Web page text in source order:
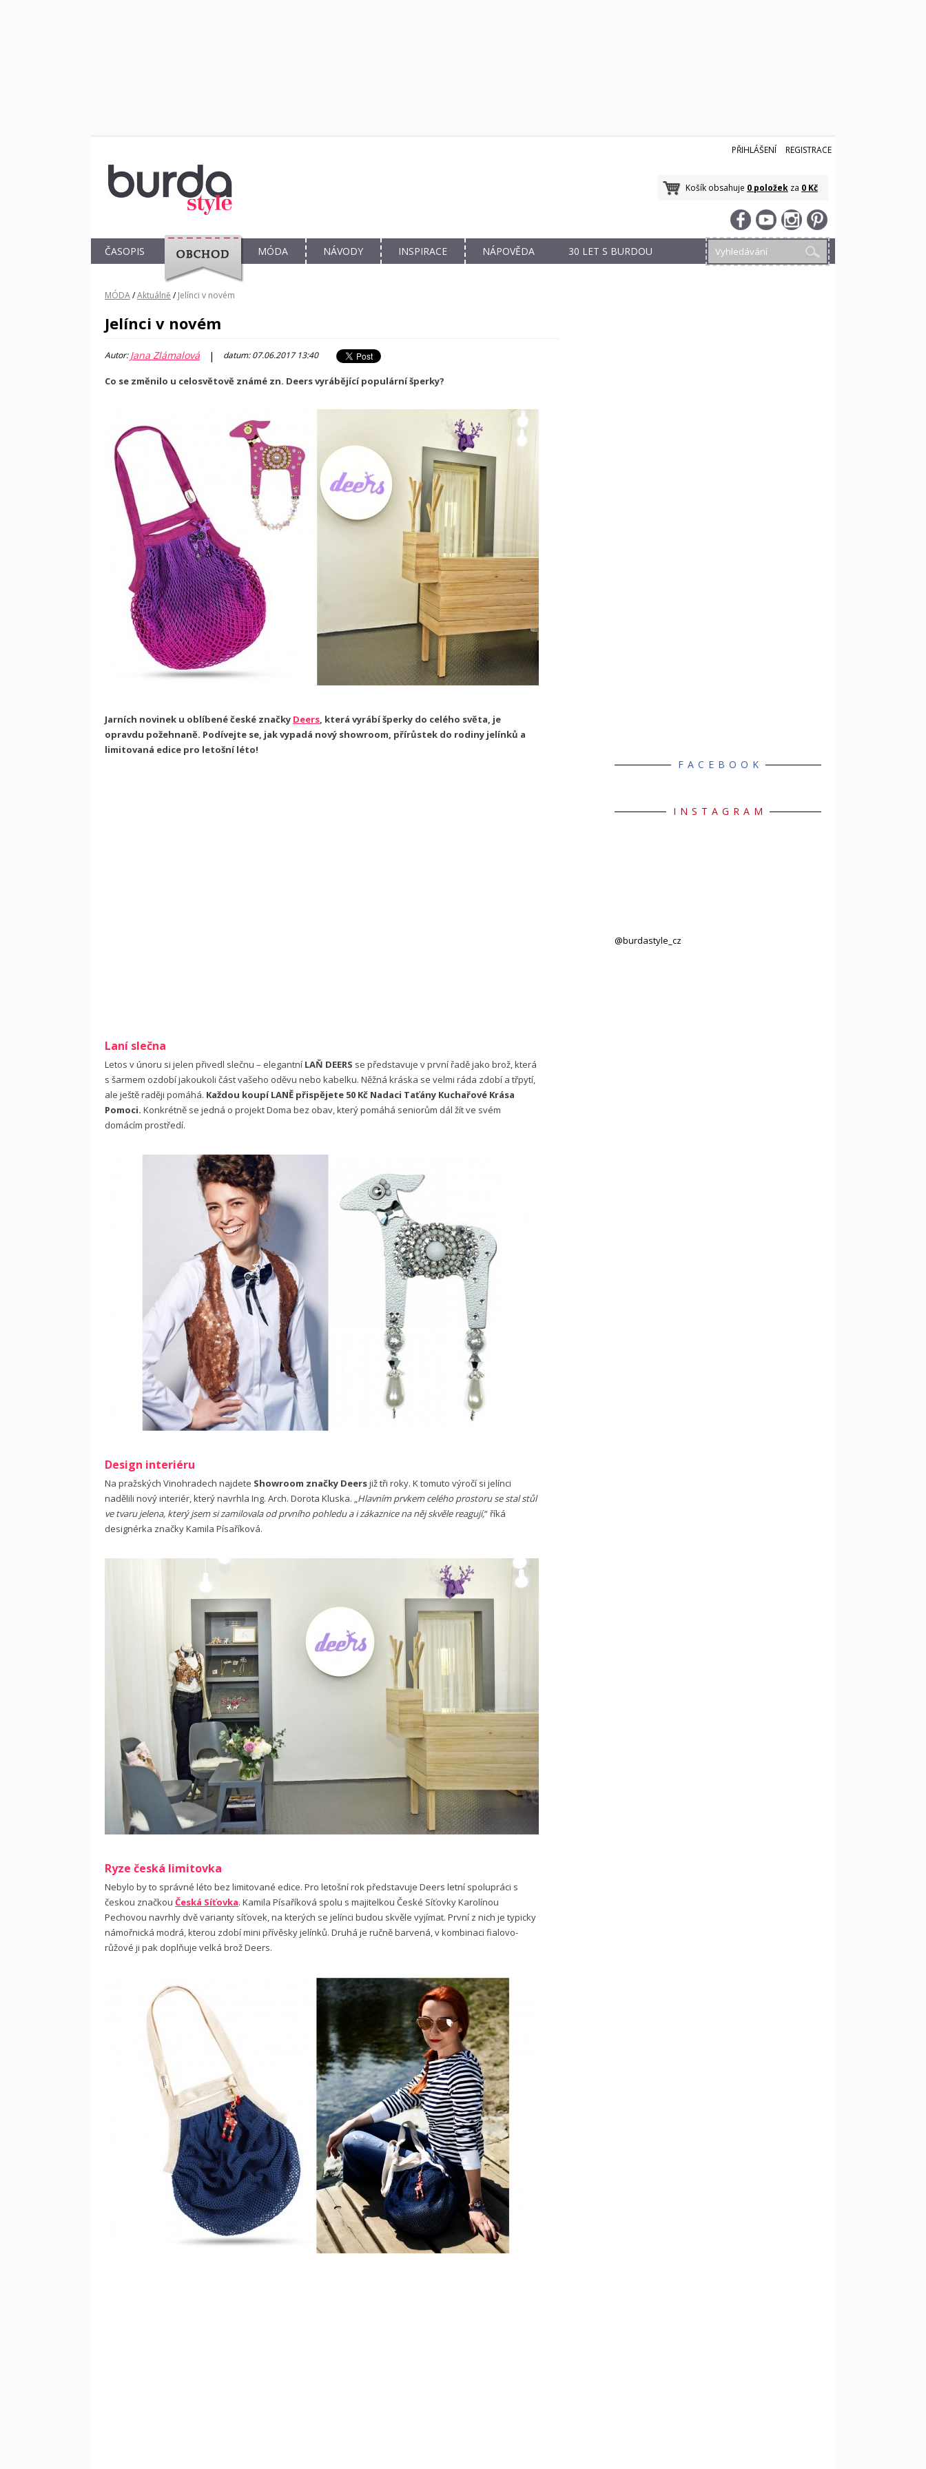
PŘIHLÁŠENÍ REGISTRACE
Košík obsahuje 0 položek za 0 Kč
ČASOPIS
OBCHOD
MÓDA NÁVODY INSPIRACE NÁPOVĚDA 30 LET S BURDOU
MÓDA/Aktuálně / Jelínci v novém
Jelínci v novém
Autor:Jana Zlámalová | datum: 07.06.2017 13:40
Co se změnilo u celosvětově známé zn. Deers vyrábějící populární šperky?
Jarních novinek u oblíbené české značky Deers, která vyrábí šperky do celého světa, je
opravdu požehnaně. Podívejte se, jak vypadá nový showroom, přírůstek do rodiny jelínků a
limitovaná edice pro letošní léto!
Laní slečna
Letos v únoru si jelen přivedl slečnu – elegantní LAŇ DEERS se představuje v první řadě jako brož, která
s šarmem ozdobí jakoukoli část vašeho oděvu nebo kabelku. Něžná kráska se velmi ráda zdobí a třpytí,
ale ještě raději pomáhá. Každou koupí LANĚ přispějete 50 Kč Nadaci Taťány Kuchařové Krása
Pomoci. Konkrétně se jedná o projekt Doma bez obav, který pomáhá seniorům dál žít ve svém
domácím prostředí.
Design interiéru
Na pražských Vinohradech najdete Showroom značky Deersjiž tři roky. K tomuto výročí si jelínci
nadělili nový interiér, který navrhla Ing. Arch. Dorota Kluska. „Hlavním prvkem celého prostoru se stal stůl
ve tvaru jelena, který jsem si zamilovala od prvního pohledu a i zákaznice na něj skvěle reagují,“ říká
designérka značky Kamila Písaříková.
Ryze česká limitovka
Nebylo by to správné léto bez limitované edice. Pro letošní rok představuje Deers letní spolupráci s
českou značkou Česká Síťovka. Kamila Písaříková spolu s majitelkou České Síťovky Karolínou
Pechovou navrhly dvě varianty síťovek, na kterých se jelínci budou skvěle vyjímat. První z nich je typicky
námořnická modrá, kterou zdobí mini přívěsky jelínků. Druhá je ručně barvená, v kombinaci fialovo-
růžové ji pak doplňuje velká brož Deers.
FACEBOOK
INSTAGRAM
@burdastyle_cz